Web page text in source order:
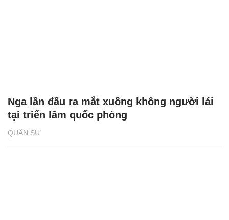
QUÂN SỰ
Nga lần đầu ra mắt xuồng không người lái
tại triển lãm quốc phòng